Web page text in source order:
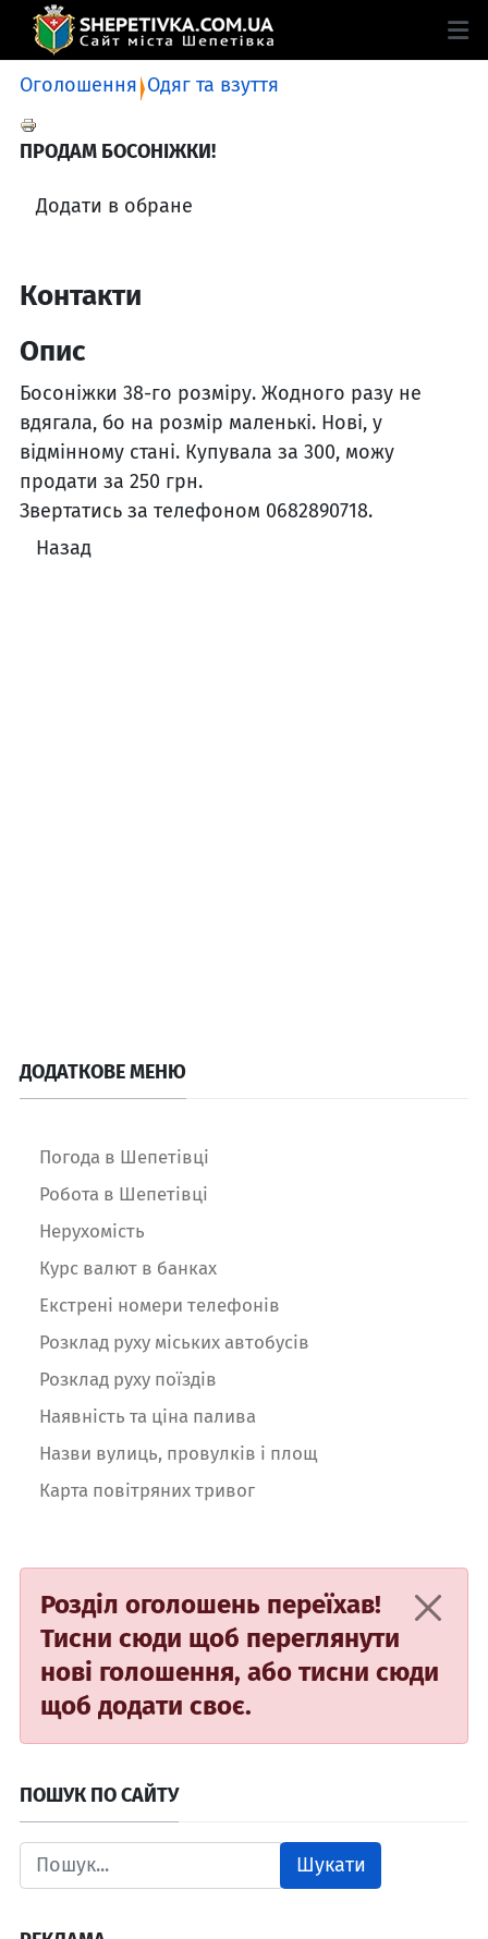
Оголошення Одяг та взуття
ПРОДАМ БОСОНІЖКИ!
Додати в обране
Контакти
Опис
Босоніжки 38-го розміру. Жодного разу не
вдягала, бо на розмір маленькі. Нові, у
відмінному стані. Купувала за 300, можу
продати за 250 грн.
Звертатись за телефоном 0682890718.
Назад
ДОДАТКОВЕ МЕНЮ
Погода в Шепетівці
Робота в Шепетівці
Нерухомість
Курс валют в банках
Екстрені номери телефонів
Розклад руху міських автобусів
Розклад руху поїздів
Наявність та ціна палива
Назви вулиць, провулків і площ
Карта повітряних тривог
Розділ оголошень переїхав!
Тисни сюди щоб переглянути
нові голошення, або тисни сюди
щоб додати своє.
ПОШУК ПО САЙТУ
Шукати